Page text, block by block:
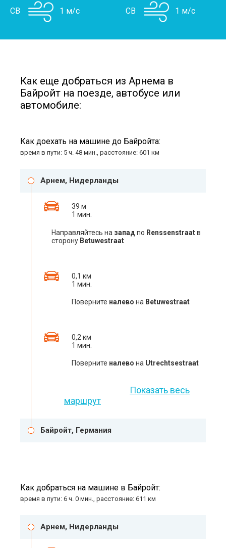
СВ 1 м/с СВ 1 м/с
Как еще добраться из Арнема в
Байройт на поезде, автобусе или
автомобиле:
Как доехать на машине до Байройта:
время в пути: 5 ч. 48 мин., расстояние: 601 км
Арнем, Нидерланды
39 м
1 мин.
Направляйтесь на запад по Renssenstraatв
сторону Betuwestraat
0,1 км
1 мин.
Поверните налево на Betuwestraat
0,2 км
1 мин.
Поверните налево на Utrechtsestraat
Показать весь
маршрут
Байройт, Германия
Как добраться на машине в Байройт:
время в пути: 6 ч. 0 мин., расстояние: 611 км
Арнем, Нидерланды